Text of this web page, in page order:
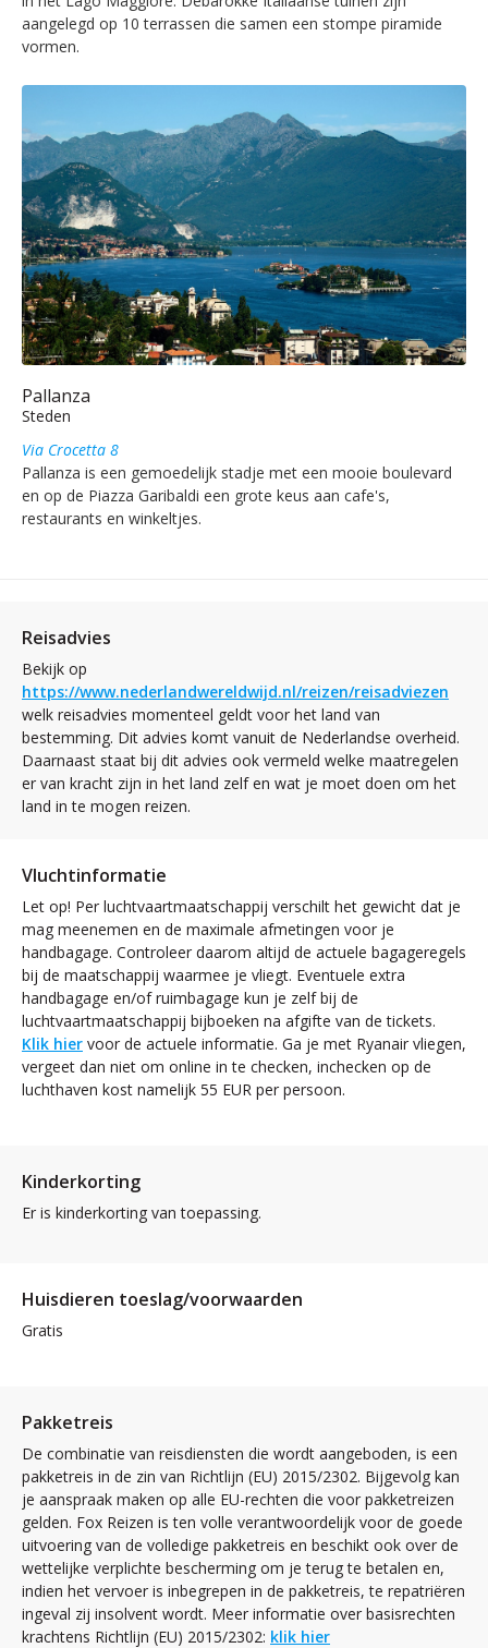
aangelegd op 10 terrassen die samen een stompe piramide
vormen.
Pallanza
Steden
Via Crocetta 8
Pallanza is een gemoedelijk stadje met een mooie boulevard
en op de Piazza Garibaldi een grote keus aan cafe's,
restaurants en winkeltjes.
Reisadvies
Bekijk op
https://www.nederlandwereldwijd.nl/reizen/reisadviezen
welk reisadvies momenteel geldt voor het land van
bestemming. Dit advies komt vanuit de Nederlandse overheid.
Daarnaast staat bij dit advies ook vermeld welke maatregelen
er van kracht zijn in het land zelf en wat je moet doen om het
land in te mogen reizen.
Vluchtinformatie
Let op! Per luchtvaartmaatschappij verschilt het gewicht dat je
mag meenemen en de maximale afmetingen voor je
handbagage. Controleer daarom altijd de actuele bagageregels
bij de maatschappij waarmee je vliegt. Eventuele extra
handbagage en/of ruimbagage kun je zelf bij de
luchtvaartmaatschappij bijboeken na afgifte van de tickets.
Klik hier voor de actuele informatie. Ga je met Ryanair vliegen,
vergeet dan niet om online in te checken, inchecken op de
luchthaven kost namelijk 55 EUR per persoon.
Kinderkorting
Er is kinderkorting van toepassing.
Huisdieren toeslag/voorwaarden
Gratis
Pakketreis
De combinatie van reisdiensten die wordt aangeboden, is een
pakketreis in de zin van Richtlijn (EU) 2015/2302. Bijgevolg kan
je aanspraak maken op alle EU-rechten die voor pakketreizen
gelden. Fox Reizen is ten volle verantwoordelijk voor de goede
uitvoering van de volledige pakketreis en beschikt ook over de
wettelijke verplichte bescherming om je terug te betalen en,
indien het vervoer is inbegrepen in de pakketreis, te repatriëren
ingeval zij insolvent wordt. Meer informatie over basisrechten
krachtens Richtlijn (EU) 2015/2302: klik hier